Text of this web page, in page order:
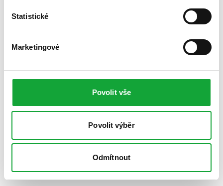
Statistické
Marketingové
Povolit vše
Povolit výběr
Odmítnout